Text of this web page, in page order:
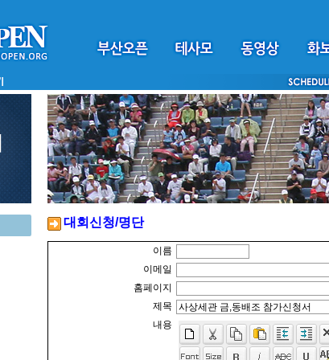
대회신청/명단
이름
이메일
홈페이지
제목
내용